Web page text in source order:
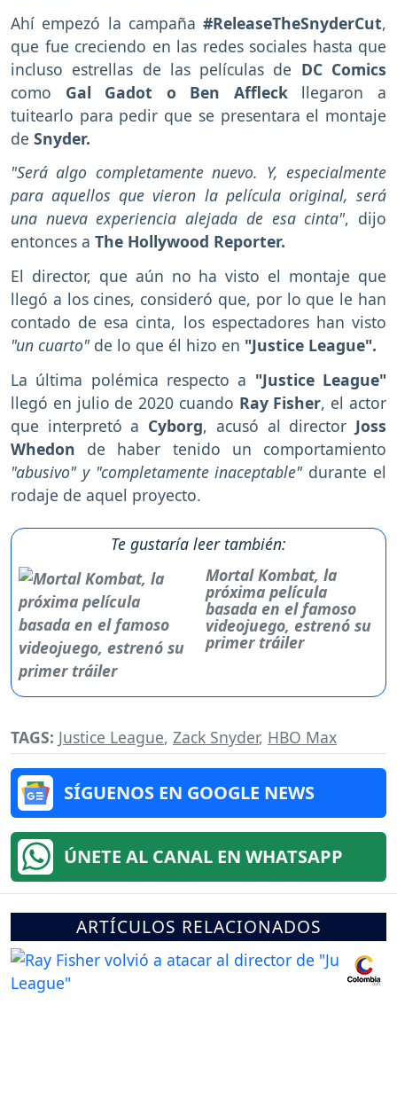
Ahí empezó la campaña #ReleaseTheSnyderCut,
que fue creciendo en las redes sociales hasta que
incluso estrellas de las películas de DC Comics
como Gal Gadot o Ben Affleckllegaron a
tuitearlo para pedir que se presentara el montaje
de Snyder.
"Será algo completamente nuevo. Y, especialmente
para aquellos que vieron la película original, será
una nueva experiencia alejada de esa cinta", dijo
entonces a The Hollywood Reporter.
El director, que aún no ha visto el montaje que
llegó a los cines, consideró que, por lo que le han
contado de esa cinta, los espectadores han visto
"un cuarto" de lo que él hizo en "Justice League".
La última polémica respecto a "Justice League"
llegó en julio de 2020 cuando Ray Fisher, el actor
que interpretó a Cyborg, acusó al director Joss
Whedon de haber tenido un comportamiento
"abusivo" y "completamente inaceptable" durante el
rodaje de aquel proyecto.
Te gustaría leer también:
Mortal Kombat, la
próxima película
basada en el famoso
videojuego, estrenó su
primer tráiler
TAGS: Justice League, Zack Snyder, HBO Max
SÍGUENOS EN GOOGLE NEWS
ÚNETE AL CANAL EN WHATSAPP
ARTÍCULOS RELACIONADOS